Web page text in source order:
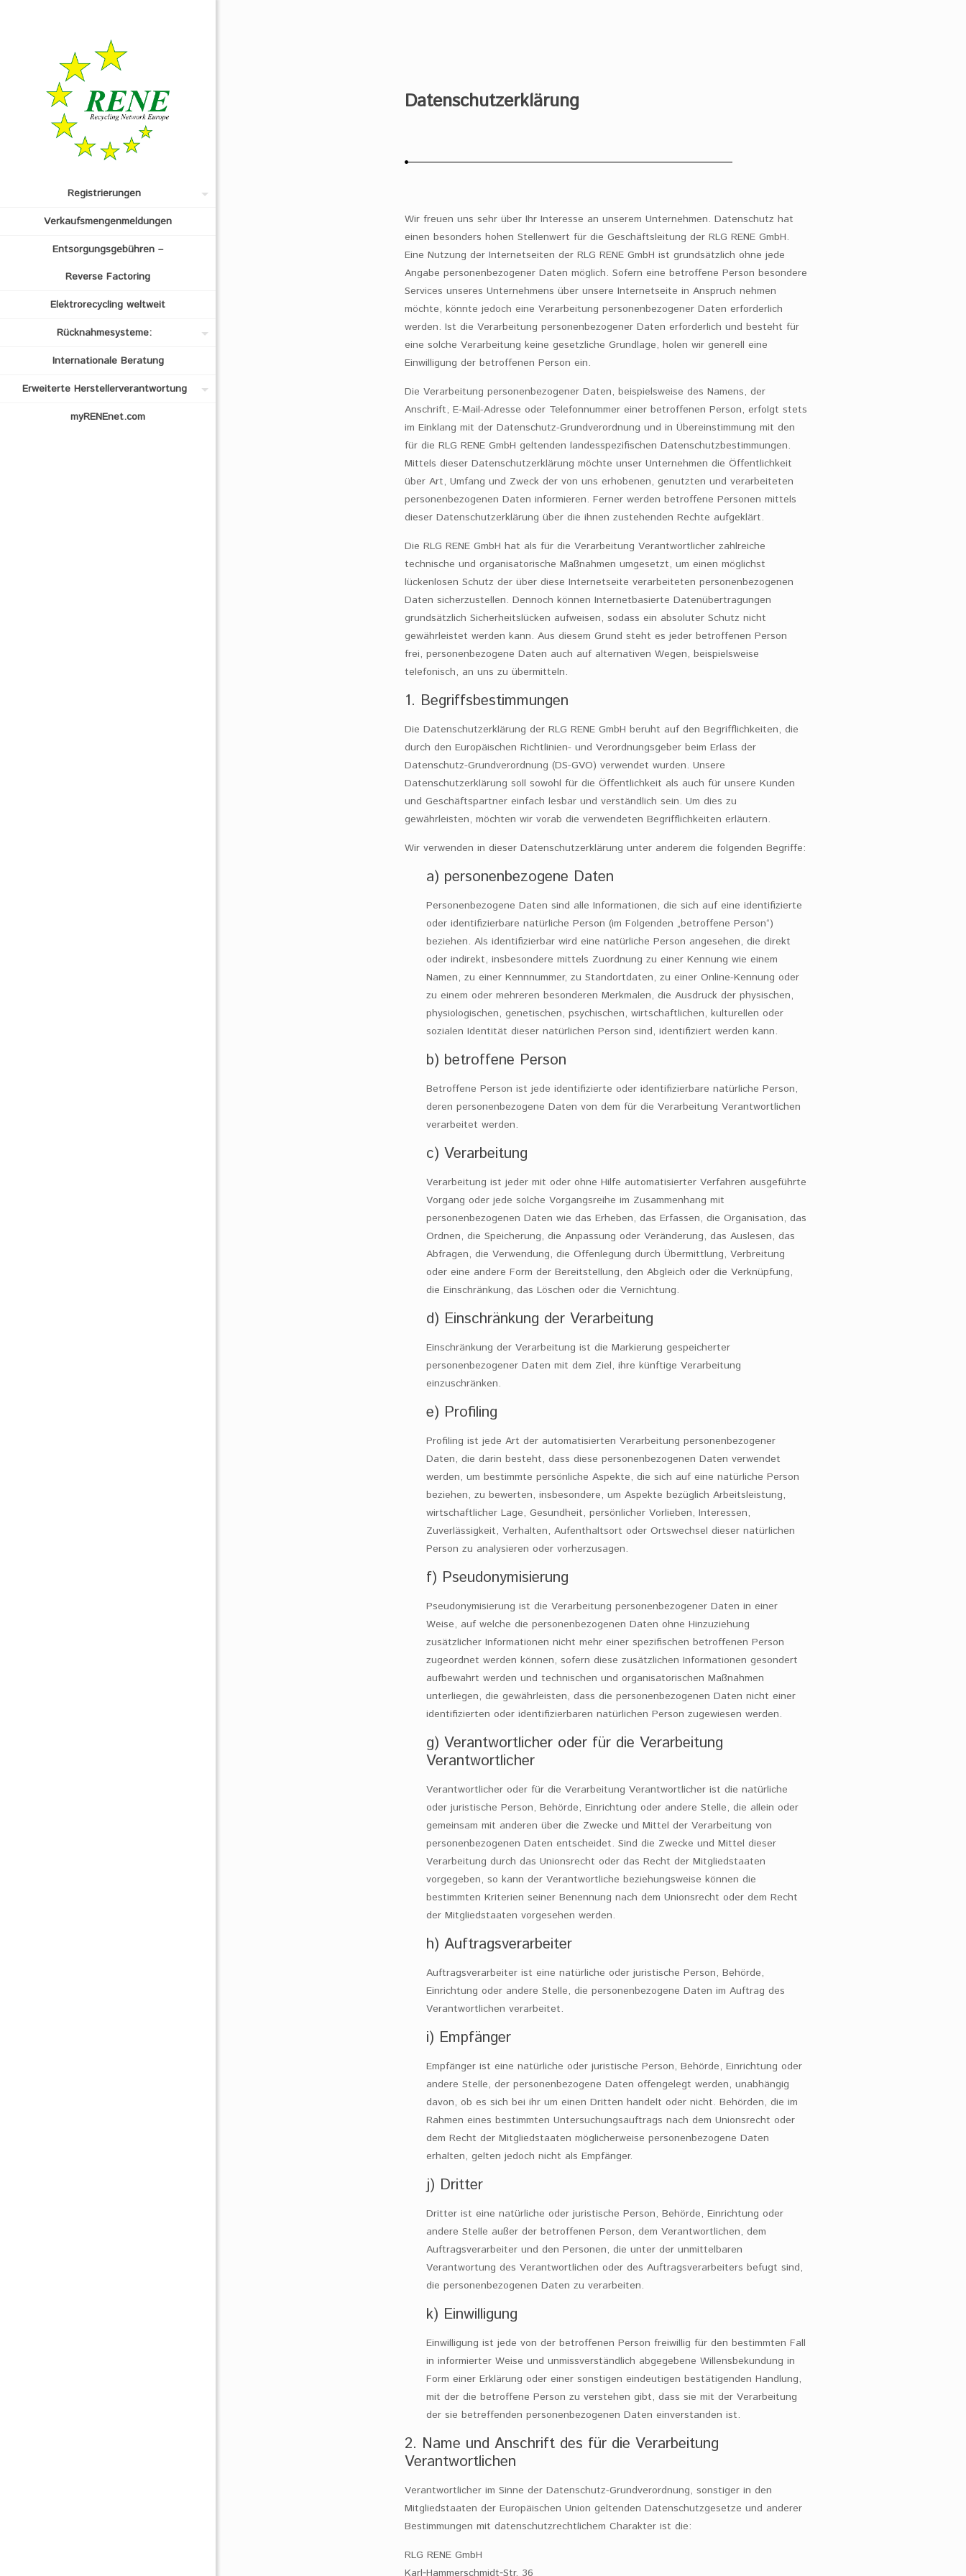
Registrierungen
Verkaufsmengenmeldungen
Entsorgungsgebühren –
Reverse Factoring
Elektrorecycling weltweit
Rücknahmesysteme:
Internationale Beratung
Erweiterte Herstellerverantwortung
myRENEnet.com
Datenschutzerklärung
Wir freuen uns sehr über Ihr Interesse an unserem Unternehmen. Datenschutz hat
einen besonders hohen Stellenwert für die Geschäftsleitung der RLG RENE GmbH.
Eine Nutzung der Internetseiten der RLG RENE GmbH ist grundsätzlich ohne jede
Angabe personenbezogener Daten möglich. Sofern eine betroffene Person besondere
Services unseres Unternehmens über unsere Internetseite in Anspruch nehmen
möchte, könnte jedoch eine Verarbeitung personenbezogener Daten erforderlich
werden. Ist die Verarbeitung personenbezogener Daten erforderlich und besteht für
eine solche Verarbeitung keine gesetzliche Grundlage, holen wir generell eine
Einwilligung der betroffenen Person ein.
Die Verarbeitung personenbezogener Daten, beispielsweise des Namens, der
Anschrift, E-Mail-Adresse oder Telefonnummer einer betroffenen Person, erfolgt stets
im Einklang mit der Datenschutz-Grundverordnung und in Übereinstimmung mit den
für die RLG RENE GmbH geltenden landesspezifischen Datenschutzbestimmungen.
Mittels dieser Datenschutzerklärung möchte unser Unternehmen die Öffentlichkeit
über Art, Umfang und Zweck der von uns erhobenen, genutzten und verarbeiteten
personenbezogenen Daten informieren. Ferner werden betroffene Personen mittels
dieser Datenschutzerklärung über die ihnen zustehenden Rechte aufgeklärt.
Die RLG RENE GmbH hat als für die Verarbeitung Verantwortlicher zahlreiche
technische und organisatorische Maßnahmen umgesetzt, um einen möglichst
lückenlosen Schutz der über diese Internetseite verarbeiteten personenbezogenen
Daten sicherzustellen. Dennoch können Internetbasierte Datenübertragungen
grundsätzlich Sicherheitslücken aufweisen, sodass ein absoluter Schutz nicht
gewährleistet werden kann. Aus diesem Grund steht es jeder betroffenen Person
frei, personenbezogene Daten auch auf alternativen Wegen, beispielsweise
telefonisch, an uns zu übermitteln.
1. Begriffsbestimmungen
Die Datenschutzerklärung der RLG RENE GmbH beruht auf den Begrifflichkeiten, die
durch den Europäischen Richtlinien- und Verordnungsgeber beim Erlass der
Datenschutz-Grundverordnung (DS-GVO) verwendet wurden. Unsere
Datenschutzerklärung soll sowohl für die Öffentlichkeit als auch für unsere Kunden
und Geschäftspartner einfach lesbar und verständlich sein. Um dies zu
gewährleisten, möchten wir vorab die verwendeten Begrifflichkeiten erläutern.
Wir verwenden in dieser Datenschutzerklärung unter anderem die folgenden Begriffe:
a) personenbezogene Daten
Personenbezogene Daten sind alle Informationen, die sich auf eine identifizierte
oder identifizierbare natürliche Person (im Folgenden „betroffene Person“)
beziehen. Als identifizierbar wird eine natürliche Person angesehen, die direkt
oder indirekt, insbesondere mittels Zuordnung zu einer Kennung wie einem
Namen, zu einer Kennnummer, zu Standortdaten, zu einer Online-Kennung oder
zu einem oder mehreren besonderen Merkmalen, die Ausdruck der physischen,
physiologischen, genetischen, psychischen, wirtschaftlichen, kulturellen oder
sozialen Identität dieser natürlichen Person sind, identifiziert werden kann.
b) betroffene Person
Betroffene Person ist jede identifizierte oder identifizierbare natürliche Person,
deren personenbezogene Daten von dem für die Verarbeitung Verantwortlichen
verarbeitet werden.
c) Verarbeitung
Verarbeitung ist jeder mit oder ohne Hilfe automatisierter Verfahren ausgeführte
Vorgang oder jede solche Vorgangsreihe im Zusammenhang mit
personenbezogenen Daten wie das Erheben, das Erfassen, die Organisation, das
Ordnen, die Speicherung, die Anpassung oder Veränderung, das Auslesen, das
Abfragen, die Verwendung, die Offenlegung durch Übermittlung, Verbreitung
oder eine andere Form der Bereitstellung, den Abgleich oder die Verknüpfung,
die Einschränkung, das Löschen oder die Vernichtung.
d) Einschränkung der Verarbeitung
Einschränkung der Verarbeitung ist die Markierung gespeicherter
personenbezogener Daten mit dem Ziel, ihre künftige Verarbeitung
einzuschränken.
e) Profiling
Profiling ist jede Art der automatisierten Verarbeitung personenbezogener
Daten, die darin besteht, dass diese personenbezogenen Daten verwendet
werden, um bestimmte persönliche Aspekte, die sich auf eine natürliche Person
beziehen, zu bewerten, insbesondere, um Aspekte bezüglich Arbeitsleistung,
wirtschaftlicher Lage, Gesundheit, persönlicher Vorlieben, Interessen,
Zuverlässigkeit, Verhalten, Aufenthaltsort oder Ortswechsel dieser natürlichen
Person zu analysieren oder vorherzusagen.
f) Pseudonymisierung
Pseudonymisierung ist die Verarbeitung personenbezogener Daten in einer
Weise, auf welche die personenbezogenen Daten ohne Hinzuziehung
zusätzlicher Informationen nicht mehr einer spezifischen betroffenen Person
zugeordnet werden können, sofern diese zusätzlichen Informationen gesondert
aufbewahrt werden und technischen und organisatorischen Maßnahmen
unterliegen, die gewährleisten, dass die personenbezogenen Daten nicht einer
identifizierten oder identifizierbaren natürlichen Person zugewiesen werden.
g) Verantwortlicher oder für die Verarbeitung
Verantwortlicher
Verantwortlicher oder für die Verarbeitung Verantwortlicher ist die natürliche
oder juristische Person, Behörde, Einrichtung oder andere Stelle, die allein oder
gemeinsam mit anderen über die Zwecke und Mittel der Verarbeitung von
personenbezogenen Daten entscheidet. Sind die Zwecke und Mittel dieser
Verarbeitung durch das Unionsrecht oder das Recht der Mitgliedstaaten
vorgegeben, so kann der Verantwortliche beziehungsweise können die
bestimmten Kriterien seiner Benennung nach dem Unionsrecht oder dem Recht
der Mitgliedstaaten vorgesehen werden.
h) Auftragsverarbeiter
Auftragsverarbeiter ist eine natürliche oder juristische Person, Behörde,
Einrichtung oder andere Stelle, die personenbezogene Daten im Auftrag des
Verantwortlichen verarbeitet.
i) Empfänger
Empfänger ist eine natürliche oder juristische Person, Behörde, Einrichtung oder
andere Stelle, der personenbezogene Daten offengelegt werden, unabhängig
davon, ob es sich bei ihr um einen Dritten handelt oder nicht. Behörden, die im
Rahmen eines bestimmten Untersuchungsauftrags nach dem Unionsrecht oder
dem Recht der Mitgliedstaaten möglicherweise personenbezogene Daten
erhalten, gelten jedoch nicht als Empfänger.
j) Dritter
Dritter ist eine natürliche oder juristische Person, Behörde, Einrichtung oder
andere Stelle außer der betroffenen Person, dem Verantwortlichen, dem
Auftragsverarbeiter und den Personen, die unter der unmittelbaren
Verantwortung des Verantwortlichen oder des Auftragsverarbeiters befugt sind,
die personenbezogenen Daten zu verarbeiten.
k) Einwilligung
Einwilligung ist jede von der betroffenen Person freiwillig für den bestimmten Fall
in informierter Weise und unmissverständlich abgegebene Willensbekundung in
Form einer Erklärung oder einer sonstigen eindeutigen bestätigenden Handlung,
mit der die betroffene Person zu verstehen gibt, dass sie mit der Verarbeitung
der sie betreffenden personenbezogenen Daten einverstanden ist.
2. Name und Anschrift des für die Verarbeitung
Verantwortlichen
Verantwortlicher im Sinne der Datenschutz-Grundverordnung, sonstiger in den
Mitgliedstaaten der Europäischen Union geltenden Datenschutzgesetze und anderer
Bestimmungen mit datenschutzrechtlichem Charakter ist die:
RLG RENE GmbH
Karl‑Hammerschmidt‑Str. 36